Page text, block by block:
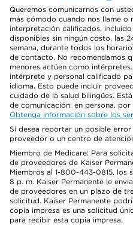
Queremos comunicarnos con
más cómodo cuando nos llame o
interpretación calificados,
disponibles sin ningún costo, las
semana, durante todos los
de contacto. No recomendamos
menores actúen como
intérprete y personal calificado
idioma. Esto puede incluir
cuidado de la salud bilingües.
de comunicación: en persona,
Obtenga información sobre los
Si desea reportar un posible
proveedor o un centro de
Miembro de Medicare: Para
de proveedores de Kaiser
Miembros al 1-800-443-0815, los
8 p. m. Kaiser Permanente le
de proveedores en un plazo de
solicitud. Kaiser Permanente
copia impresa es una solicitud
para recibir esta copia impresa.